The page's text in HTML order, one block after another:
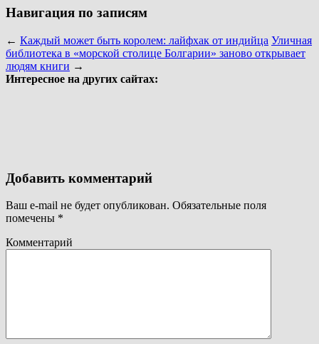
Навигация по записям
← Каждый может быть королем: лайфхак от индийца Уличная
библиотека в «морской столице Болгарии» заново открывает
людям книги →
Интересное на других сайтах:
Добавить комментарий
Ваш e-mail не будет опубликован. Обязательные поля
помечены *
Комментарий